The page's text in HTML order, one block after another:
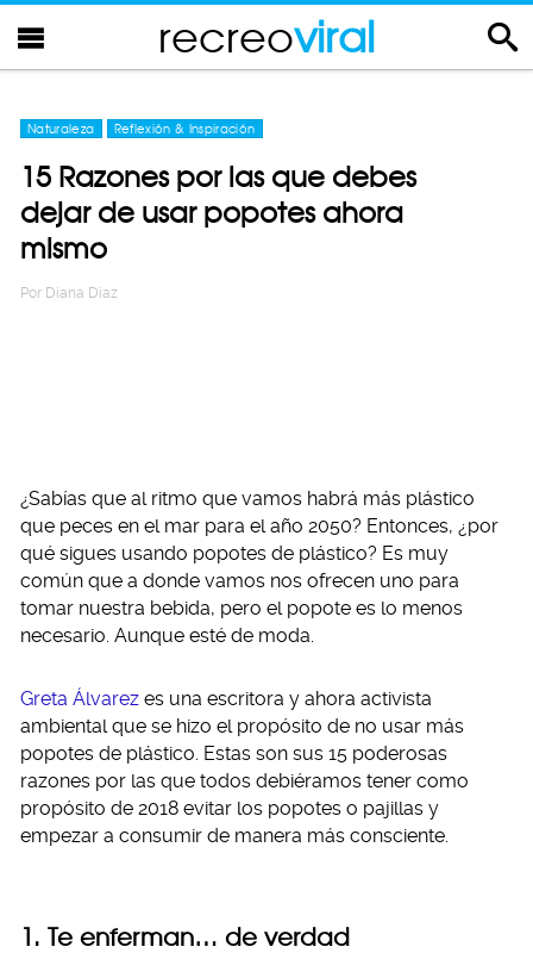
recreoviral
Naturaleza Reflexión & Inspiración
15 Razones por las que debes
dejar de usar popotes ahora
mismo
Por Diana Diaz
¿Sabías que al ritmo que vamos habrá más plástico
que peces en el mar para el año 2050? Entonces, ¿por
qué sigues usando popotes de plástico? Es muy
común que a donde vamos nos ofrecen uno para
tomar nuestra bebida, pero el popote es lo menos
necesario. Aunque esté de moda.
Greta Álvarez es una escritora y ahora activista
ambiental que se hizo el propósito de no usar más
popotes de plástico. Estas son sus 15 poderosas
razones por las que todos debiéramos tener como
propósito de 2018 evitar los popotes o pajillas y
empezar a consumir de manera más consciente.
1. Te enferman… de verdad